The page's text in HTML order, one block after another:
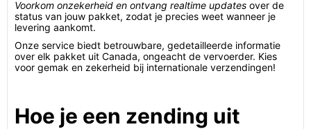
Voorkom onzekerheid en ontvang realtime updates over de
status van jouw pakket, zodat je precies weet wanneer je
levering aankomt.
Onze service biedt betrouwbare, gedetailleerde informatie
over elk pakket uit Canada, ongeacht de vervoerder. Kies
voor gemak en zekerheid bij internationale verzendingen!
Hoe je een zending uit